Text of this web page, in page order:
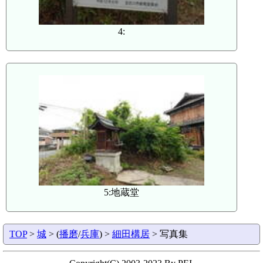
4:
5:地蔵堂
TOP> 城 > (播磨/兵庫) > 細田構居 > 写真集